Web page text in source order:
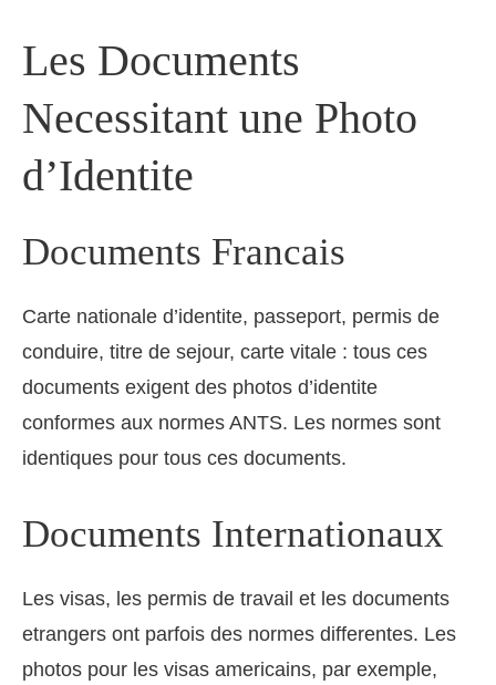
Les Documents
Necessitant une Photo
d’Identite
Documents Francais
Carte nationale d’identite, passeport, permis de
conduire, titre de sejour, carte vitale : tous ces
documents exigent des photos d’identite
conformes aux normes ANTS. Les normes sont
identiques pour tous ces documents.
Documents Internationaux
Les visas, les permis de travail et les documents
etrangers ont parfois des normes differentes. Les
photos pour les visas americains, par exemple,